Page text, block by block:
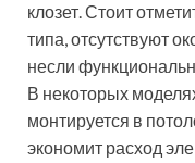
клозет. Стоит
типа, отсутствуют
несли
В некоторых
монтируется в
экономит расход